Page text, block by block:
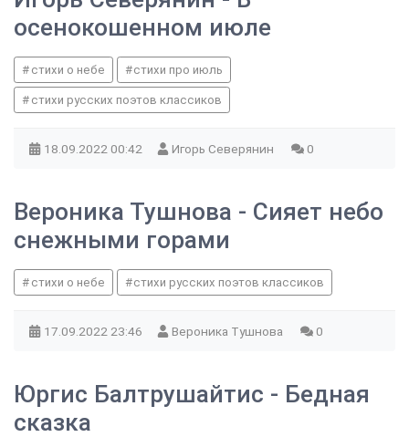
осенокошенном июле
стихи о небе стихи про июль
стихи русских поэтов классиков
18.09.2022 00:42 Игорь Северянин 0
Вероника Тушнова - Сияет небо
снежными горами
стихи о небе стихи русских поэтов классиков
17.09.2022 23:46 Вероника Тушнова 0
Юргис Балтрушайтис - Бедная
сказка